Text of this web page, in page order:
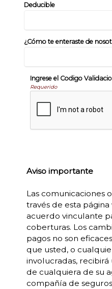
Deducible
¿Cómo te enteraste de
Ingrese el Codigo
Requerido
Aviso importante
Las comunicaciones
través de esta
acuerdo vinculante
coberturas. Los
pagos no son
que usted, o
involucradas,
de cualquiera de su
compañía de